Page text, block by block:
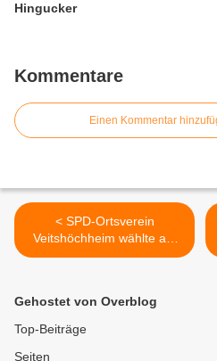
Hingucker
Kommentare
Einen Kommentar
< SPD-Ortsverein
Veitshöchheim wählte am
19. Juli 2022 neuen
Gehostet von Overblog
Top-Beiträge
Seiten